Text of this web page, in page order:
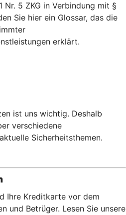
Nr. 5 ZKG in Verbindung mit §
Sie hier ein Glossar, das die
erklärt.
ist uns wichtig. Deshalb
verschiedene
Sicherheitsthemen.
Ihre Kreditkarte vor dem
und Betrüger. Lesen Sie unsere